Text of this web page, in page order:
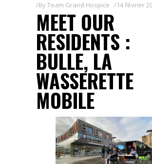
ByTeam Grand Hospice 14 février
MEET OUR
RESIDENTS :
BULLE, LA
WASSERETTE
MOBILE